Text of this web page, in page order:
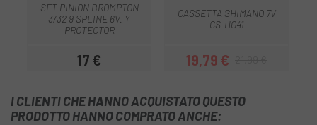
SET PINION BROMPTON
3/32 9 SPLINE 6V. Y
PROTECTOR
Prezzo
17 €
CASSETTA SHIMANO 7V
CS-HG41
Prezzo
19,79 €Prezzo base
I CLIENTI CHE HANNO ACQUISTATO QUESTO
PRODOTTO HANNO COMPRATO ANCHE: